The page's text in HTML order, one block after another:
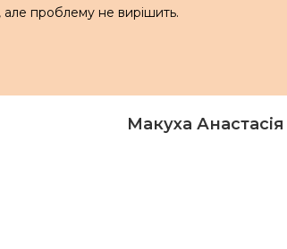
проблему не вирішить.
Макуха